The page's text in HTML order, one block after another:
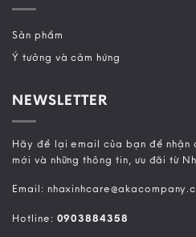
Sản phẩm
Ý tưởng và cảm hứng
NEWSLETTER
Hãy để lại email của bạn để nhận
mới và những thông tin, ưu đãi từ
Email:
Hotline: 0903884358